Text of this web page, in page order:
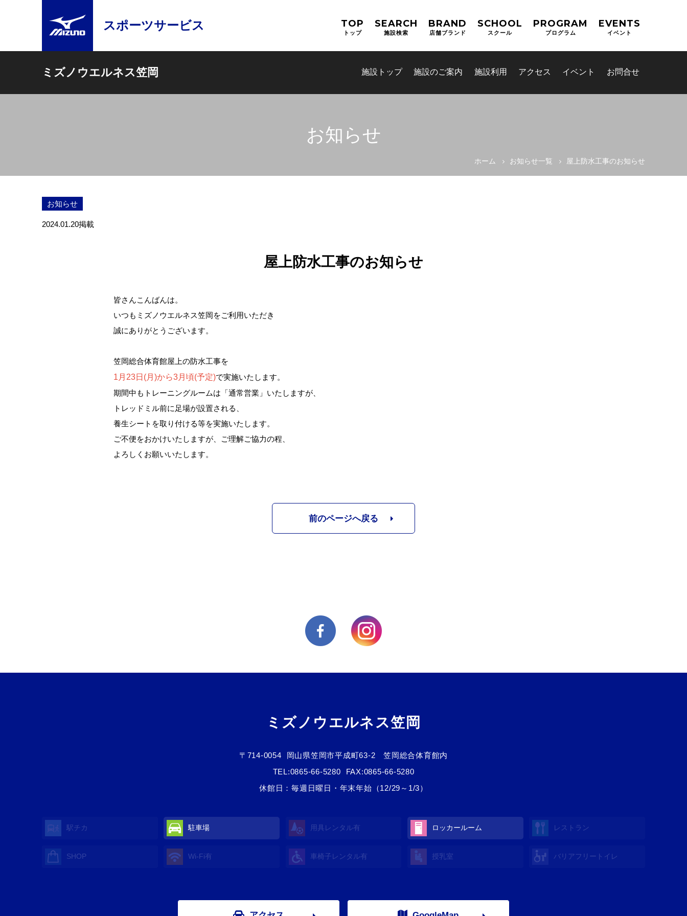
スポーツサービス TOP
トップ
SEARCH
施設検索
BRAND
店舗ブランド
SCHOOL
スクール
PROGRAM
プログラム
EVENTS
イベント
ミズノウエルネス笠岡 施設トップ 施設のご案内 施設利用 アクセス イベント お問合せ
お知らせ
ホーム お知らせ一覧 屋上防水工事のお知らせ
お知らせ
2024.01.20掲載
屋上防水工事のお知らせ
皆さんこんばんは。
いつもミズノウエルネス笠岡をご利用いただき
誠にありがとうございます。
笠岡総合体育館屋上の防水工事を
1月23日(月)から3月頃(予定)で実施いたします。
期間中もトレーニングルームは「通常営業」いたしますが、
トレッドミル前に足場が設置される、
養生シートを取り付ける等を実施いたします。
ご不便をおかけいたしますが、ご理解ご協力の程、
よろしくお願いいたします。
前のページへ戻る
ミズノウエルネス笠岡
〒714-0054
岡山県笠岡市平成町63-2 笠岡総合体育館内
TEL:0865-66-5280
FAX:0865-66-5280
休館日：毎週日曜日・年末年始（12/29～1/3）
駅チカ 駐車場 用具レンタル有 ロッカールーム レストラン
SHOP Wi-Fi有 車椅子レンタル有 授乳室 バリアフリートイレ